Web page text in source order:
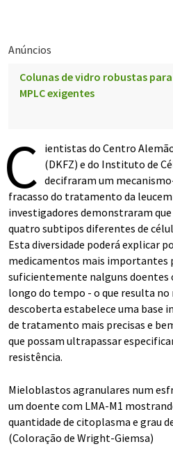
Anúncios
Colunas de vidro robustas
MPLC exigentes
C ientistas do Centro
(DKFZ) e do Instituto de
decifraram um
fracasso do tratamento da
investigadores demonstraram
quatro subtipos diferentes de
Esta diversidade poderá explicar
medicamentos mais importantes
suficientemente nalguns doentes
longo do tempo - o que resulta no
descoberta estabelece uma base
de tratamento mais precisas e
que possam ultrapassar
resistência.
Mieloblastos agranulares num
um doente com LMA-M1
quantidade de citoplasma e grau
(Coloração de Wright-Giemsa)